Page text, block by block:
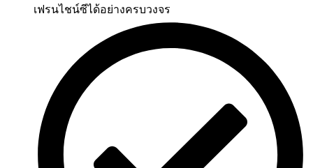
เฟรนไชน์ซีได้อย่างครบวงจร